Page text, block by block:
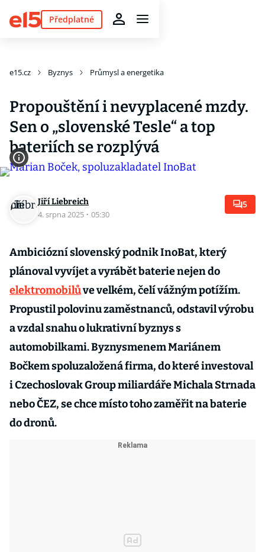
Předplatné
e15.cz Byznys Průmysl a energetika
Propouštění i nevyplacené mzdy.
Sen o „slovenské Tesle“ a top
bateriích se rozplývá
Jiří Liebreich
4. srpna 2025 · 05:30
5
Ambiciózní slovenský podnik InoBat, který
plánoval vyvíjet a vyrábět baterie nejen do
elektromobilůve velkém, čelí vážným potížím.
Propustil polovinu zaměstnanců, odstavil výrobu
a vzdal snahu o lukrativní byznys s
automobilkami. Byznysmenem Mariánem
Bočkem spoluzaložená firma, do které investoval
i Czechoslovak Group miliardáře Michala Strnada
nebo ČEZ, se chce místo toho zaměřit na baterie
do dronů.